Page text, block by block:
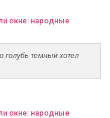
окне: народные
голубь тёмный хотел
окне: народные